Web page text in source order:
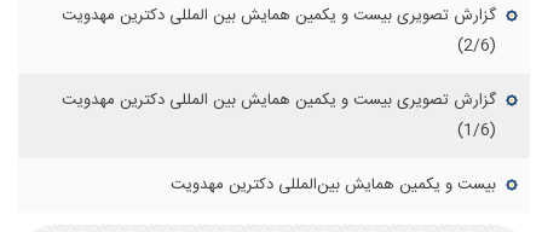
گزارش تصویری بیست و یکمین همایش بین المللی دکترین مهدویت
(2/6)
گزارش تصویری بیست و یکمین همایش بین المللی دکترین مهدویت
(1/6)
بیست و یکمین همایش بین‌المللی دکترین مهدویت